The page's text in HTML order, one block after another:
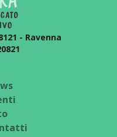
- Ravenna